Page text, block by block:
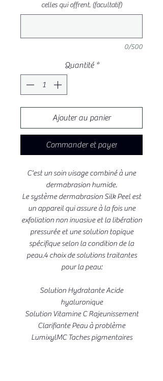
celles qui offrent. (facultatif)
0/500
Quantité *
Ajouter au panier
Commander et payer
C'est un soin visage combiné à une
dermabrasion humide.
Le système dermabrasion Silk Peel est
un appareil qui assure à la fois une
exfoliation non invasive et la libération
pressurée et une solution topique
spécifique selon la condition de la
peau.4 choix de solutions traitantes
pour la peau:
Solution Hydratante Acide
hyaluronique
Solution Vitamine C Rajeunissement
Clarifiante Peau à problème
LumixylMC Taches pigmentaires